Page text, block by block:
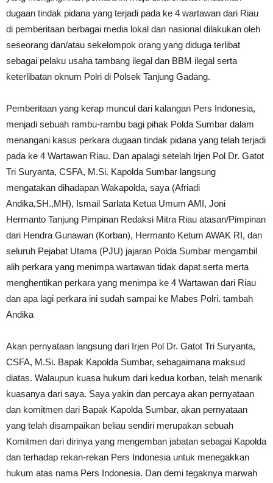
dugaan tindak pidana yang terjadi pada ke 4 wartawan dari Riau
di pemberitaan berbagai media lokal dan nasional dilakukan oleh
seseorang dan/atau sekelompok orang yang diduga terlibat
sebagai pelaku usaha tambang ilegal dan BBM ilegal serta
keterlibatan oknum Polri di Polsek Tanjung Gadang.
Pemberitaan yang kerap muncul dari kalangan Pers Indonesia,
menjadi sebuah rambu-rambu bagi pihak Polda Sumbar dalam
menangani kasus perkara dugaan tindak pidana yang telah terjadi
pada ke 4 Wartawan Riau. Dan apalagi setelah Irjen Pol Dr. Gatot
Tri Suryanta, CSFA, M.Si. Kapolda Sumbar langsung
mengatakan dihadapan Wakapolda, saya (Afriadi
Andika,SH.,MH), Ismail Sarlata Ketua Umum AMI, Joni
Hermanto Tanjung Pimpinan Redaksi Mitra Riau atasan/Pimpinan
dari Hendra Gunawan (Korban), Hermanto Ketum AWAK RI, dan
seluruh Pejabat Utama (PJU) jajaran Polda Sumbar mengambil
alih perkara yang menimpa wartawan tidak dapat serta merta
menghentikan perkara yang menimpa ke 4 Wartawan dari Riau
dan apa lagi perkara ini sudah sampai ke Mabes Polri. tambah
Andika
Akan pernyataan langsung dari Irjen Pol Dr. Gatot Tri Suryanta,
CSFA, M.Si. Bapak Kapolda Sumbar, sebagaimana maksud
diatas. Walaupun kuasa hukum dari kedua korban, telah menarik
kuasanya dari saya. Saya yakin dan percaya akan pernyataan
dan komitmen dari Bapak Kapolda Sumbar, akan pernyataan
yang telah disampaikan beliau sendiri merupakan sebuah
Komitmen dari dirinya yang mengemban jabatan sebagai Kapolda
dan terhadap rekan-rekan Pers Indonesia untuk menegakkan
hukum atas nama Pers Indonesia. Dan demi tegaknya marwah